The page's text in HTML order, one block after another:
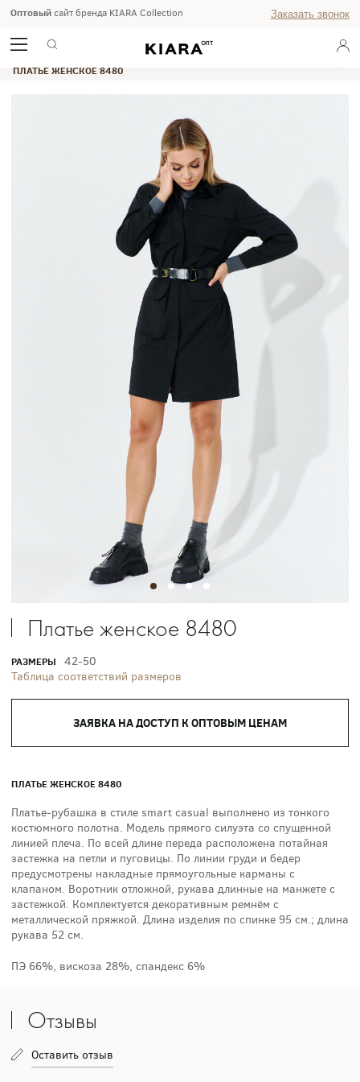
Оптовыйсайт бренда KIARA Collection Заказать звонок
ОСЕНЬ-ЗИМА 2024/25
ПЛАТЬЕ ЖЕНСКОЕ 8480
Платье женское 8480
РАЗМЕРЫ
42-50
Таблица соответствий размеров
ЗАЯВКА НА ДОСТУП К ОПТОВЫМ ЦЕНАМ
ПЛАТЬЕ ЖЕНСКОЕ 8480
Платье-рубашка в стиле smart casual выполнено из тонкого
костюмного полотна. Модель прямого силуэта со спущенной
линией плеча. По всей длине переда расположена потайная
застежка на петли и пуговицы. По линии груди и бедер
предусмотрены накладные прямоугольные карманы с
клапаном. Воротник отложной, рукава длинные на манжете с
застежкой. Комплектуется декоративным ремнём с
металлической пряжкой. Длина изделия по спинке 95 см.; длина
рукава 52 см.
ПЭ 66%, вискоза 28%, спандекс 6%
Отзывы
Оставить отзыв